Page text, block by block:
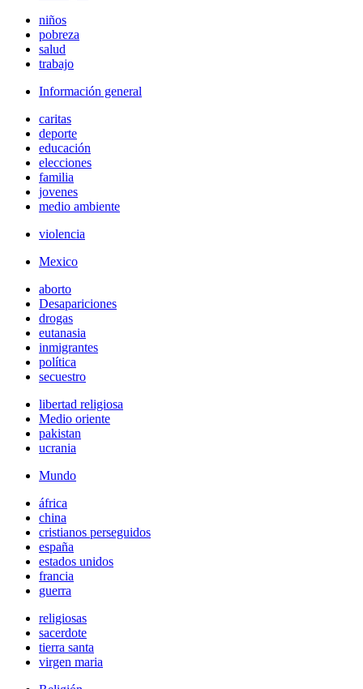
niños
pobreza
salud
trabajo
Información general
caritas
deporte
educación
elecciones
familia
jovenes
medio ambiente
violencia
Mexico
aborto
Desapariciones
drogas
eutanasia
inmigrantes
política
secuestro
libertad religiosa
Medio oriente
pakistan
ucrania
Mundo
áfrica
china
cristianos perseguidos
españa
estados unidos
francia
guerra
religiosas
sacerdote
tierra santa
virgen maria